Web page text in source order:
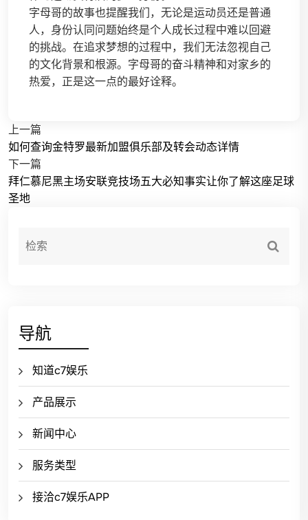
字母哥的故事也提醒我们，无论是运动员还是普通
人，身份认同问题始终是个人成长过程中难以回避
的挑战。在追求梦想的过程中，我们无法忽视自己
的文化背景和根源。字母哥的奋斗精神和对家乡的
热爱，正是这一点的最好诠释。
上一篇
如何查询金特罗最新加盟俱乐部及转会动态详情
下一篇
拜仁慕尼黑主场安联竞技场五大必知事实让你了解这座足球
圣地
导航
知道c7娱乐
产品展示
新闻中心
服务类型
接洽c7娱乐APP